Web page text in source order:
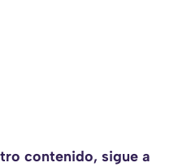
contenido, sigue a